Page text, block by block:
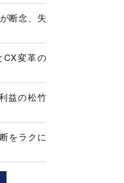
断念、失
CX変革の
益の松竹
をラクに